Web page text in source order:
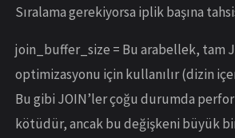
Sıralama gerekiyorsa iplik başına
join_buffer_size = Bu arabellek, tam
optimizasyonu için kullanılır (dizin
Bu gibi JOIN’ler çoğu durumda
kötüdür, ancak bu değişkeni büyük